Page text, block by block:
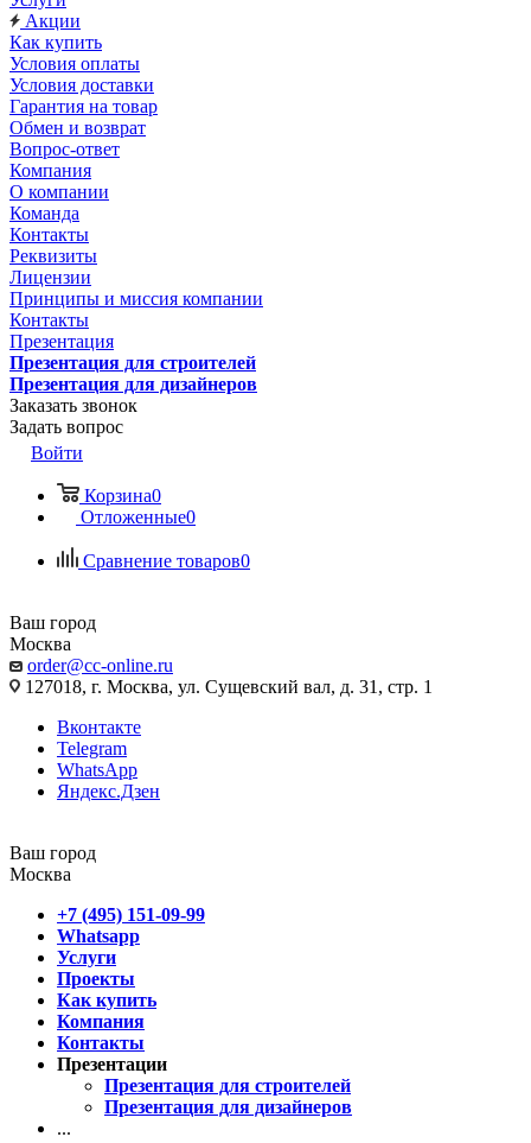
Акции
Как купить
Условия оплаты
Условия доставки
Гарантия на товар
Обмен и возврат
Вопрос-ответ
Компания
О компании
Команда
Контакты
Реквизиты
Лицензии
Принципы и миссия компании
Контакты
Презентация
Презентация для строителей
Презентация для дизайнеров
Заказать звонок
Задать вопрос
Войти
Корзина0
Отложенные0
Сравнение товаров0
Ваш город
Москва
order@cc-online.ru
127018, г. Москва, ул. Сущевский вал, д. 31, стр. 1
Вконтакте
Telegram
WhatsApp
Яндекс.Дзен
Ваш город
Москва
+7 (495) 151-09-99
Whatsapp
Услуги
Проекты
Как купить
Компания
Контакты
Презентации
Презентация для строителей
Презентация для дизайнеров
...